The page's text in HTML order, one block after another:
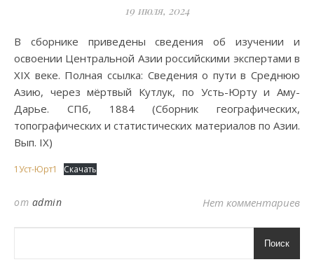
19 июля, 2024
В сборнике приведены сведения об изучении и
освоении Центральной Азии российскими экспертами в
XIX веке. Полная ссылка: Сведения о пути в Среднюю
Азию, через мёртвый Кутлук, по Усть-Юрту и Аму-
Дарье. СПб, 1884 (Сборник географических,
топографических и статистических материалов по Азии.
Вып. IX)
1Уст-Юрт1 Скачать
от admin Нет комментариев
Поиск